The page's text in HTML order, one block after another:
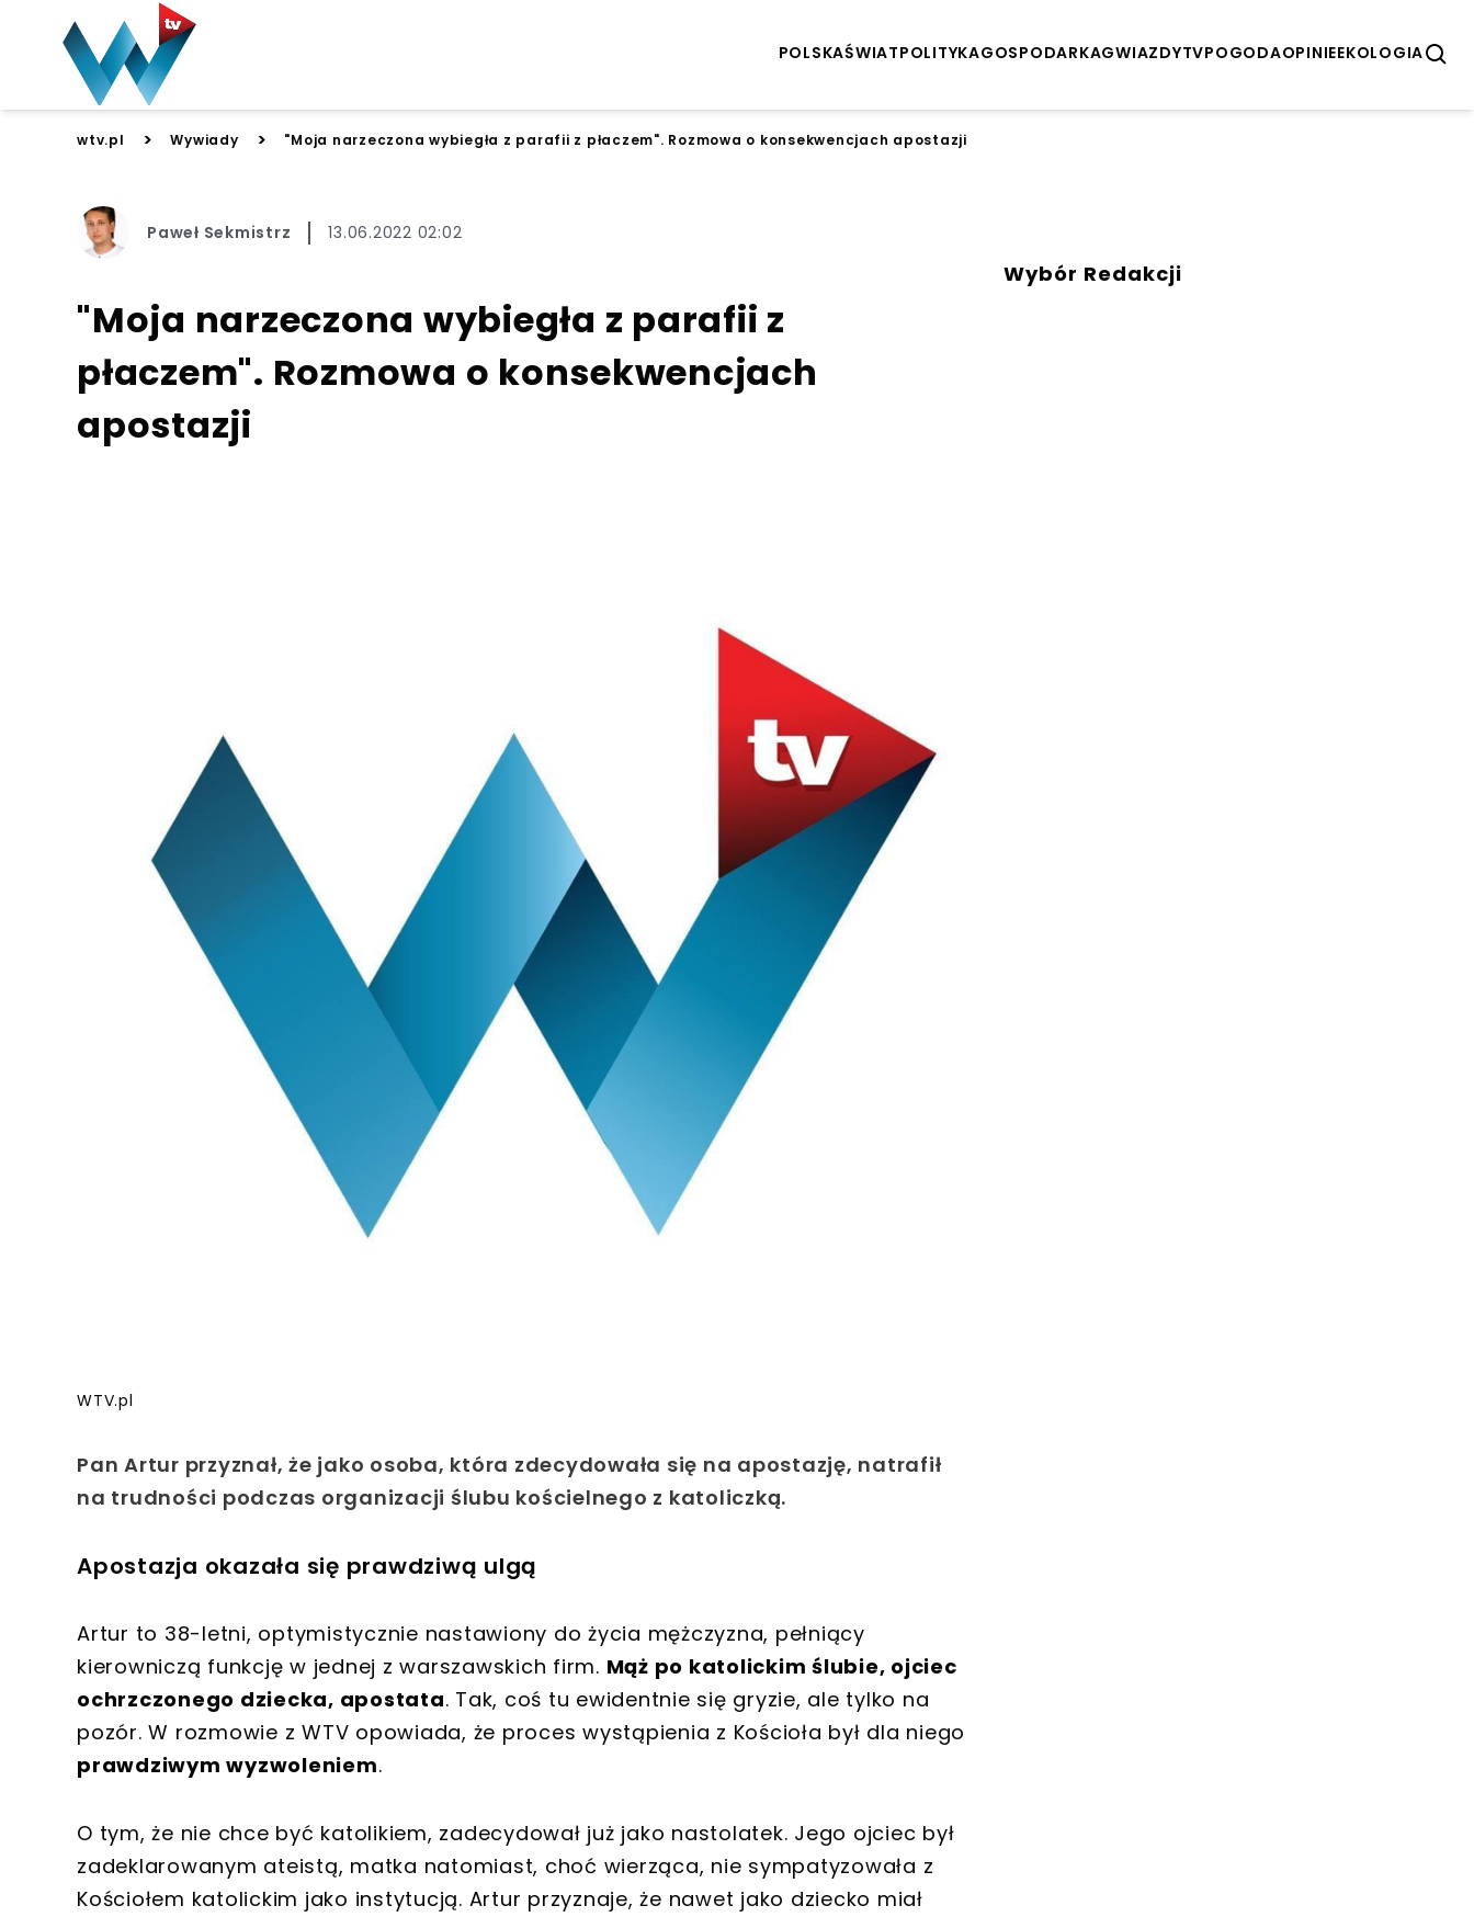
POLSKAŚWIATPOLITYKAGOSPODARKAGWIAZDYTVPOGODAOPINIEEKOLOGIA
wtv.pl > Wywiady > "Moja narzeczona wybiegła z parafii z płaczem". Rozmowa o konsekwencjach apostazji
Paweł Sekmistrz 13.06.2022 02:02
"Moja narzeczona wybiegła z parafii z
płaczem". Rozmowa o konsekwencjach
apostazji
WTV.pl
Pan Artur przyznał, że jako osoba, która zdecydowała się na apostazję, natrafił
na trudności podczas organizacji ślubu kościelnego z katoliczką.
Apostazja okazała się prawdziwą ulgą
Artur to 38-letni, optymistycznie nastawiony do życia mężczyzna, pełniący
kierowniczą funkcję w jednej z warszawskich firm. Mąż po katolickim ślubie, ojciec
ochrzczonego dziecka, apostata. Tak, coś tu ewidentnie się gryzie, ale tylko na
pozór. W rozmowie z WTV opowiada, że proces wystąpienia z Kościoła był dla niego
prawdziwym wyzwoleniem.
O tym, że nie chce być katolikiem, zadecydował już jako nastolatek. Jego ojciec był
zadeklarowanym ateistą, matka natomiast, choć wierząca, nie sympatyzowała z
Kościołem katolickim jako instytucją. Artur przyznaje, że nawet jako dziecko miał
Wybór Redakcji